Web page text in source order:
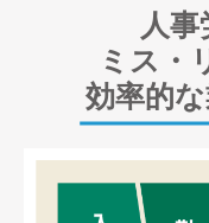
人
ミス・
効率的